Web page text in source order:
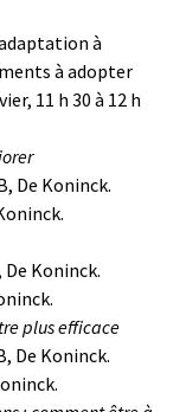
à
à adopter
11 h 30 à 12 h
De Koninck.
De Koninck.
plus efficace
De Koninck.